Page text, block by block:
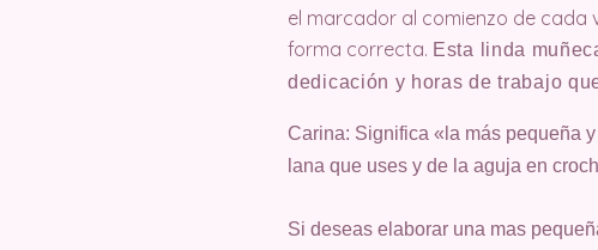
el marcador al comienzo de cada
forma correcta. Esta linda
dedicación y horas de trabajo
Carina: Significa «la más pequeña
lana que uses y de la aguja en
Si deseas elaborar una mas